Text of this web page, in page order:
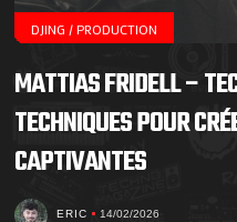
DJING / PRODUCTION
MATTIAS FRIDELL –
TECHNIQUES POUR
CAPTIVANTES
ERIC 14/02/2026